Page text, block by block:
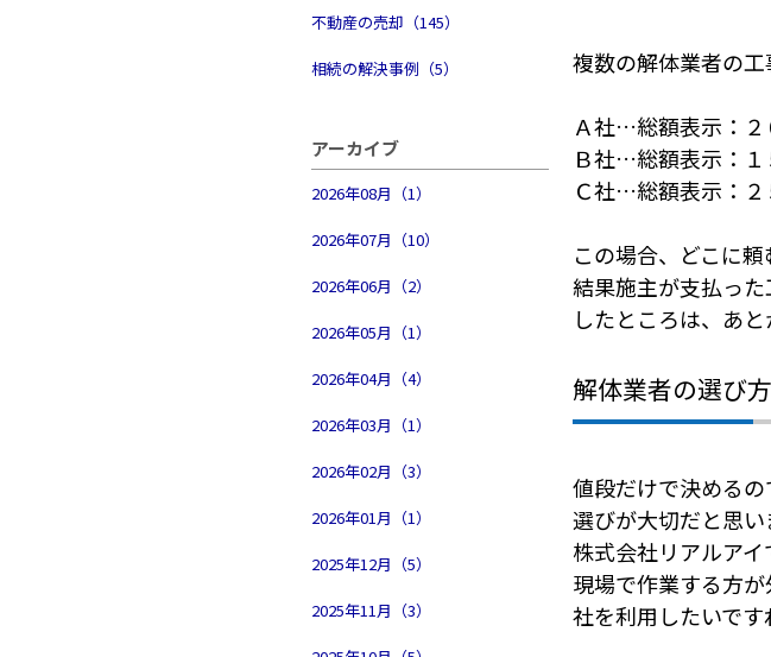
不動産の売却（145）
相続の解決事例（5）
アーカイブ
2026年08月（1）
2026年07月（10）
2026年06月（2）
2026年05月（1）
2026年04月（4）
2026年03月（1）
2026年02月（3）
2026年01月（1）
2025年12月（5）
2025年11月（3）
複数の解体業者の工
Ａ社…総額表示：２
Ｂ社…総額表示：１
Ｃ社…総額表示：２
この場合、どこに頼
結果施主が支払っ
したところは、あ
解体業者の選び方
値段だけで決める
選びが大切だと思い
株式会社リアルア
現場で作業する方
社を利用したいです